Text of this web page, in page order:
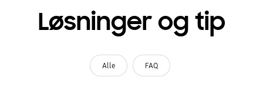
Løsninger og tip
Alle FAQ